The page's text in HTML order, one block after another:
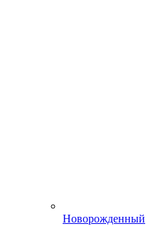
Новорожденный